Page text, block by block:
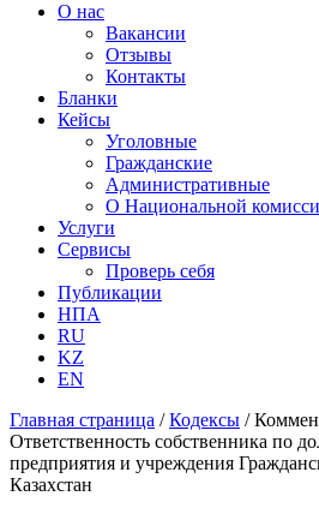
О нас
Вакансии
Отзывы
Контакты
Бланки
Кейсы
Уголовные
Гражданские
Административные
О Национальной
Услуги
Сервисы
Проверь себя
Публикации
НПА
RU
KZ
EN
Главная страница /Кодексы /
Ответственность собственника по
предприятия и учреждения
Казахстан